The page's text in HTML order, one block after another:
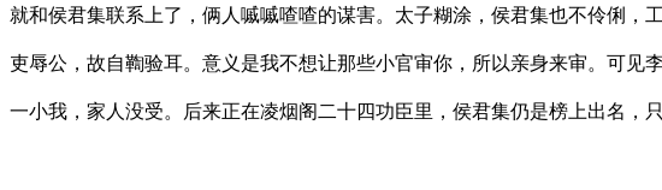
就和侯君集联系上了，俩人嘁嘁喳喳的谋害。太子糊涂，侯君集也不伶俐
吏辱公，故自鞫验耳。意义是我不想让那些小官审你，所以亲身来审。可
一小我，家人没受。后来正在凌烟阁二十四功臣里，侯君集仍是榜上出名，